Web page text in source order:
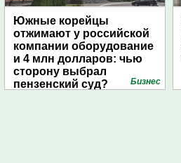
Южные корейцы
отжимают у российской
компании оборудование
и 4 млн долларов: чью
сторону выбрал
пензенский суд?
Бизнес